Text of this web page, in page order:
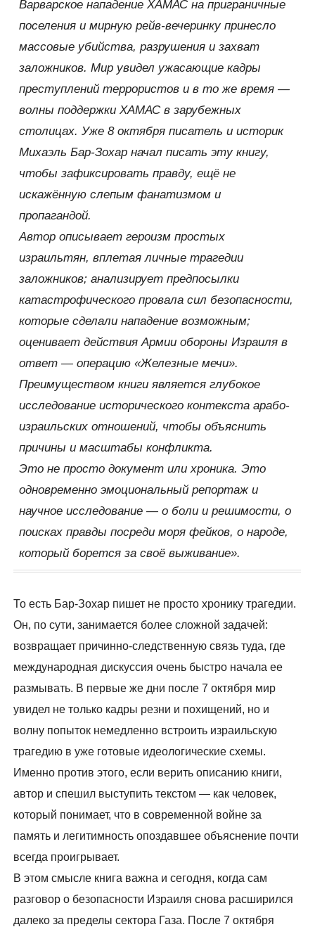
Варварское нападение ХАМАС на приграничные
поселения и мирную рейв-вечеринку принесло
массовые убийства, разрушения и захват
заложников. Мир увидел ужасающие кадры
преступлений террористов и в то же время —
волны поддержки ХАМАС в зарубежных
столицах. Уже 8 октября писатель и историк
Михаэль Бар-Зохар начал писать эту книгу,
чтобы зафиксировать правду, ещё не
искажённую слепым фанатизмом и
пропагандой.
Автор описывает героизм простых
израильтян, вплетая личные трагедии
заложников; анализирует предпосылки
катастрофического провала сил безопасности,
которые сделали нападение возможным;
оценивает действия Армии обороны Израиля в
ответ — операцию «Железные мечи».
Преимуществом книги является глубокое
исследование исторического контекста арабо-
израильских отношений, чтобы объяснить
причины и масштабы конфликта.
Это не просто документ или хроника. Это
одновременно эмоциональный репортаж и
научное исследование — о боли и решимости, о
поисках правды посреди моря фейков, о народе,
который борется за своё выживание».
То есть Бар-Зохар пишет не просто хронику трагедии.
Он, по сути, занимается более сложной задачей:
возвращает причинно-следственную связь туда, где
международная дискуссия очень быстро начала ее
размывать. В первые же дни после 7 октября мир
увидел не только кадры резни и похищений, но и
волну попыток немедленно встроить израильскую
трагедию в уже готовые идеологические схемы.
Именно против этого, если верить описанию книги,
автор и спешил выступить текстом — как человек,
который понимает, что в современной войне за
память и легитимность опоздавшее объяснение почти
всегда проигрывает.
В этом смысле книга важна и сегодня, когда сам
разговор о безопасности Израиля снова расширился
далеко за пределы сектора Газа. После 7 октября